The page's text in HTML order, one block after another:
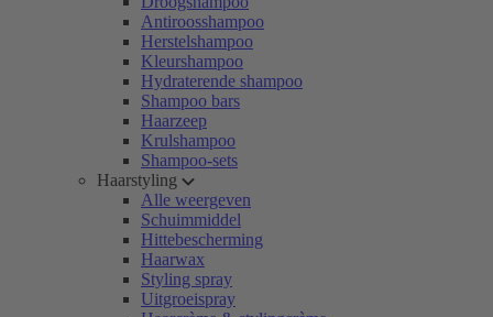
Antiroosshampoo
Herstelshampoo
Kleurshampoo
Hydraterende shampoo
Shampoo bars
Haarzeep
Krulshampoo
Shampoo-sets
Haarstyling
Alle weergeven
Schuimmiddel
Hittebescherming
Haarwax
Styling spray
Uitgroeispray